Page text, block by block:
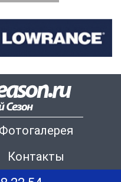
Фотогалерея
Контакты